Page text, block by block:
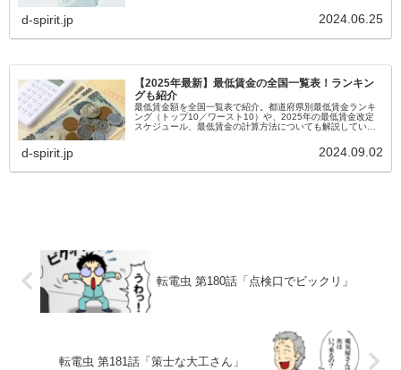
d-spirit.jp 2024.06.25
【2025年最新】最低賃金の全国一覧表！ランキン
グも紹介
最低賃金額を全国一覧表で紹介。都道府県別最低賃金ランキ
ング（トップ10／ワースト10）や、2025年の最低賃金改定
スケジュール、最低賃金の計算方法についても解説していま
d-spirit.jp 2024.09.02
転電虫 第180話「点検口でビックリ」
転電虫 第181話「策士な大工さん」